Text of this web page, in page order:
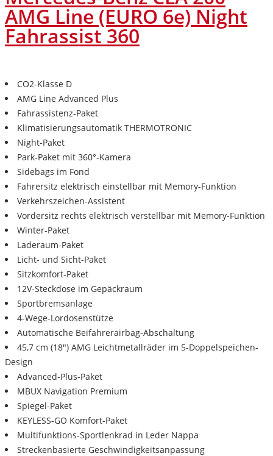
AMG Line (EURO 6e) Night
Fahrassist 360
CO2-Klasse D
AMG Line Advanced Plus
Fahrassistenz-Paket
Klimatisierungsautomatik THERMOTRONIC
Night-Paket
Park-Paket mit 360°-Kamera
Sidebags im Fond
Fahrersitz elektrisch einstellbar mit Memory-Funktion
Verkehrszeichen-Assistent
Vordersitz rechts elektrisch verstellbar mit Memory-Funktion
Winter-Paket
Laderaum-Paket
Licht- und Sicht-Paket
Sitzkomfort-Paket
12V-Steckdose im Gepäckraum
Sportbremsanlage
4-Wege-Lordosenstütze
Automatische Beifahrerairbag-Abschaltung
45,7 cm (18") AMG Leichtmetallräder im 5-Doppelspeichen-
Design
Advanced-Plus-Paket
MBUX Navigation Premium
Spiegel-Paket
KEYLESS-GO Komfort-Paket
Multifunktions-Sportlenkrad in Leder Nappa
Streckenbasierte Geschwindigkeitsanpassung